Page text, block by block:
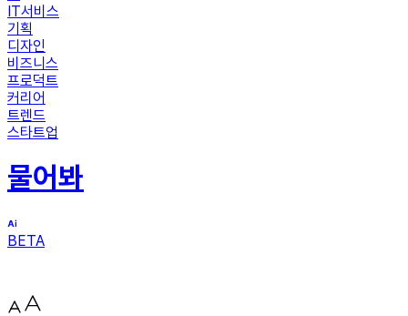
IT서비스
기획
디자인
비즈니스
프로덕트
커리어
트렌드
스타트업
물어봐
BETA